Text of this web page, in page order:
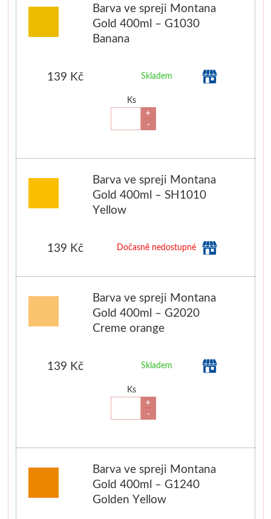
Basics
Mabef
Magnani 1404
Manetti
Zlatící plátky
Ostatní pomůcky
Mijello
Barva ve spreji Montana
Gold 400ml – G1030
Banana
139 Kč Skladem
Ks
+
-
Barva ve spreji Montana
Gold 400ml – SH1010
Yellow
139 Kč Dočasně nedostupné
Barva ve spreji Montana
Gold 400ml – G2020
Creme orange
139 Kč Skladem
Ks
+
-
Barva ve spreji Montana
Gold 400ml – G1240
Golden Yellow